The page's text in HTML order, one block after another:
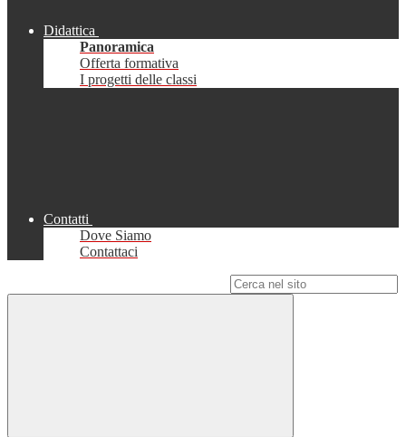
Didattica
Panoramica
Offerta formativa
I progetti delle classi
Contatti
Dove Siamo
Contattaci